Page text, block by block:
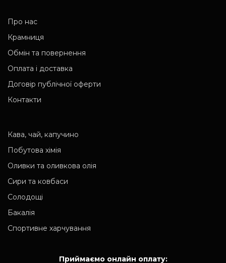
Про нас
Крамниця
Обмін та повернення
Оплата і доставка
Договір публічної оферти
Контакти
Кава, чай, капучино
Побутова хімія
Оливки та оливкова олія
Сири та ковбаси
Солодощі
Бакалія
Спортивне харчування
Приймаємо онлайн оплату: